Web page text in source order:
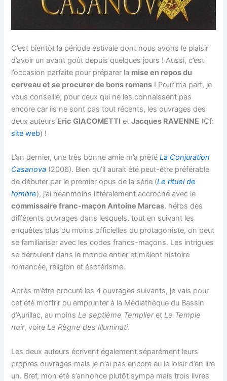
C’est bientôt la période estivale dont nous avons le plaisir
d’avoir un avant goût depuis quelques jours ! Aussi, c’est
l’occasion parfaite pour préparer la mise en repos du
cerveau et se procurer de bons romans ! Pour ma part, je
vous conseille, pour ceux qui ne les connaissent pas
encore car ils ne sont pas tout récents, les ouvrages des
deux auteurs Eric GIACOMETTI etJacques RAVENNE (Cf:
site web) !
L’an dernier, une très bonne amie m’a prêtéLa Conjuration
Casanova (2006). Bien qu’il aurait été peut-être préférable
de débuter par le premier opus de la série (Le rituel de
l’ombre), j’ai néanmoins littéralement accroché avec le
commissaire franc-maçon Antoine Marcas, héros des
différents ouvrages dans lesquels, tout en suivant les
enquêtes plus ou moins officielles du protagoniste, on peut
se familiariser avec les codes francs-maçons. Les intrigues
se déroulent dans le monde entier et mêlent histoire
romancée, religion et ésotérisme.
Après m’être procuré les 4 ouvrages suivants, je vais pour
cet été m’offrir ou emprunter à la Médiathèque du Bassin
d’Aurillac, au moinsLe septième TemplieretLe Temple
noir, voireLe Règne des Illuminati.
Les deux auteurs écrivent également séparément leurs
propres ouvrages mais je n’ai pas encore eu le loisir d’en lire
un. Bref, mon été s’annonce plutôt sympa mais trois livres